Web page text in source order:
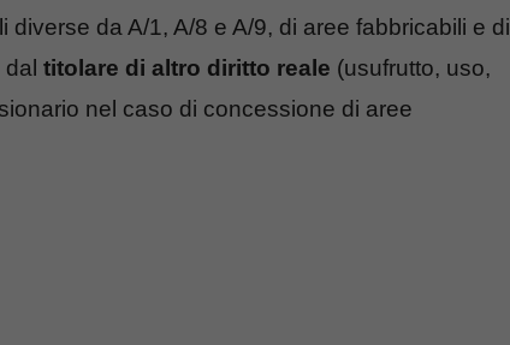
da A/1, A/8 e A/9, di aree fabbricabili e di
dal titolare di altro diritto reale (usufrutto, uso,
nel caso di concessione di aree